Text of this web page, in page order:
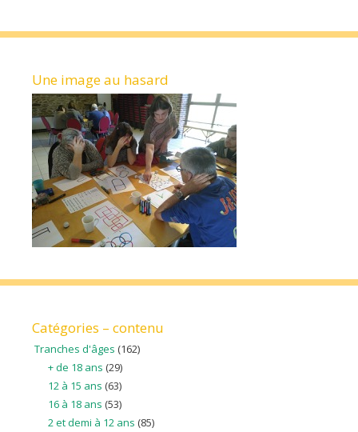
Une image au hasard
Catégories – contenu
Tranches d'âges (162)
+ de 18 ans (29)
12 à 15 ans (63)
16 à 18 ans (53)
2 et demi à 12 ans (85)